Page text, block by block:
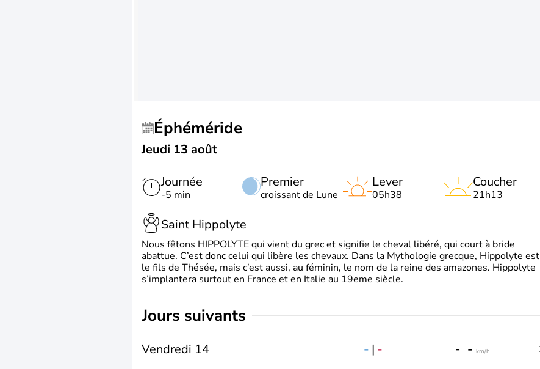
Éphéméride
Jeudi 13 août
Journée
-5 min
Premier
croissant de Lune
Lever
05h38
Coucher
21h13
Saint Hippolyte
Nous fêtons HIPPOLYTE qui vient du grec et signifie le cheval libéré, qui court à bride
abattue. C’est donc celui qui libère les chevaux. Dans la Mythologie grecque, Hippolyte est
le fils de Thésée, mais c’est aussi, au féminin, le nom de la reine des amazones. Hippolyte
s’implantera surtout en France et en Italie au 19eme siècle.
jours suivants
Vendredi 14 - | - - - km/h